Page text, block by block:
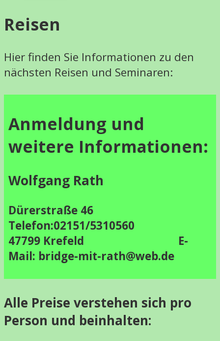
Reisen
Hier finden Sie Informationen zu den
nächsten Reisen und Seminaren:
Anmeldung und
weitere Informationen:
Wolfgang Rath
Dürerstraße 46
Telefon:02151/5310560
47799 Krefeld E-
Mail: bridge-mit-rath@web.de
Alle Preise verstehen sich pro
Person und beinhalten: